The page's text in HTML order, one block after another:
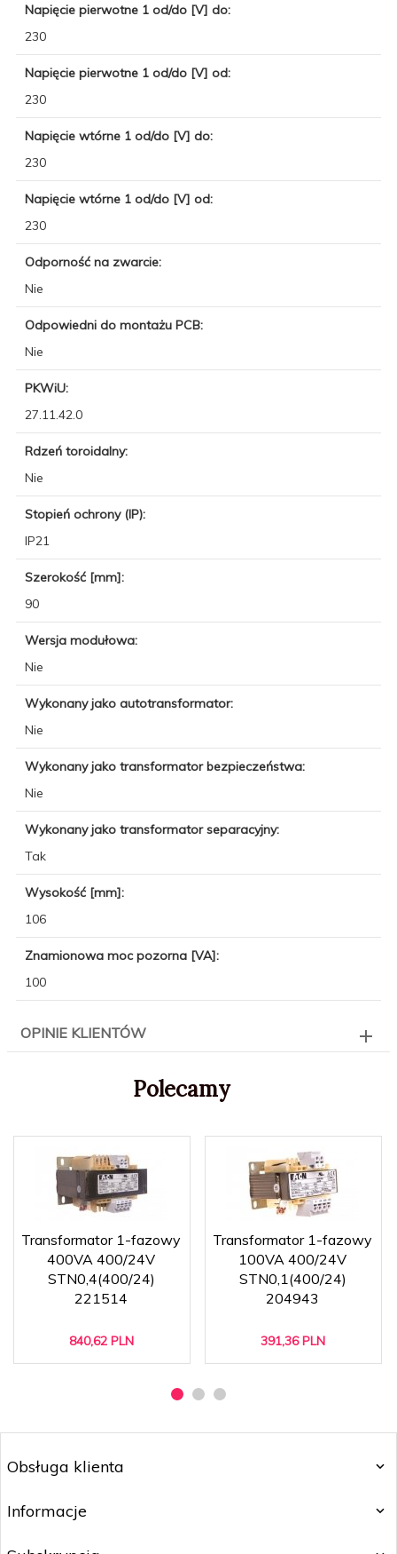
Napięcie pierwotne 1 od/do [V] do:
230
Napięcie pierwotne 1 od/do [V] od:
230
Napięcie wtórne 1 od/do [V] do:
230
Napięcie wtórne 1 od/do [V] od:
230
Odporność na zwarcie:
Nie
Odpowiedni do montażu PCB:
Nie
PKWiU:
27.11.42.0
Rdzeń toroidalny:
Nie
Stopień ochrony (IP):
IP21
Szerokość [mm]:
90
Wersja modułowa:
Nie
Wykonany jako autotransformator:
Nie
Wykonany jako transformator bezpieczeństwa:
Nie
Wykonany jako transformator separacyjny:
Tak
Wysokość [mm]:
106
Znamionowa moc pozorna [VA]:
100
OPINIE KLIENTÓW
Polecamy
Transformator 1-fazowy
400VA 400/24V
STN0,4(400/24)
221514
840,62 PLN
Transformator 1-fazowy
100VA 400/24V
STN0,1(400/24)
204943
391,36 PLN
Obsługa klienta
Informacje